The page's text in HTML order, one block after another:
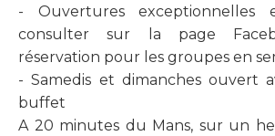
- Ouvertures exceptionnelles
consulter sur la page
réservation pour les groupes en
- Samedis et dimanches ouvert
buffet
A 20 minutes du Mans, sur un